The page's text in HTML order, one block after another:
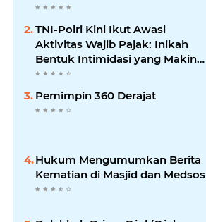
TNI-Polri Kini Ikut Awasi
Aktivitas Wajib Pajak: Inikah
Bentuk Intimidasi yang Makin
Menekan Rakyat?
Pemimpin 360 Derajat
Hukum Mengumumkan Berita
Kematian di Masjid dan Medsos